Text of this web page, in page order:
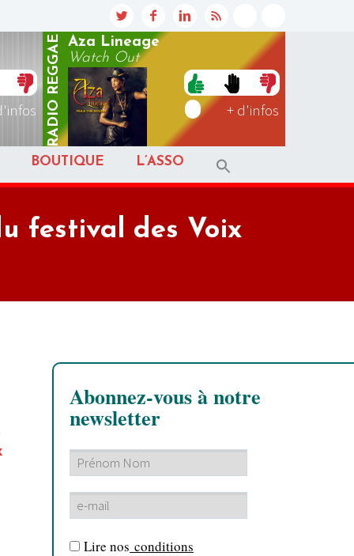
RADIO
REGGAE
Aza Lineage
Watch Out
+ d'infos
BOUTIQUE L’ASSO
festival des Voix
Abonnez-vous à notre
newsletter
Lire nos conditions